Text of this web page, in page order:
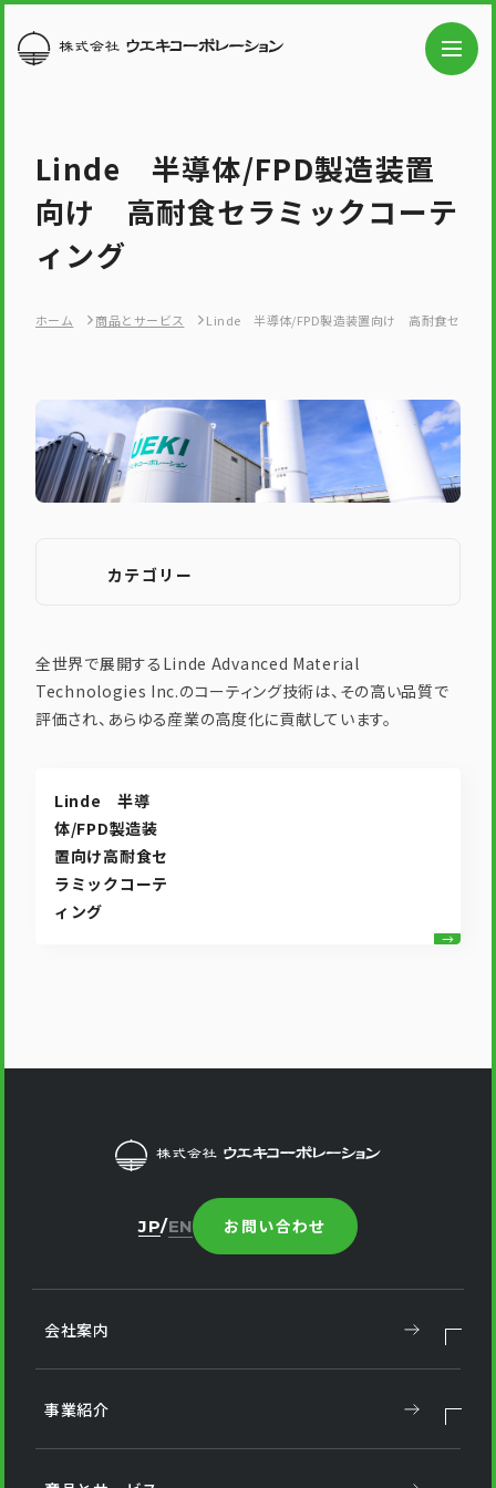
Linde 半導体/FPD製造装置
向け 高耐食セラミックコーテ
ィング
ホーム 商品とサービス Linde 半導体/FPD製造装置向け 高耐食セラミ
カテゴリー
全世界で展開するLinde Advanced Material
Technologies Inc.のコーティング技術は、その高い品質で
評価され、あらゆる産業の高度化に貢献しています。
Linde 半導
体/FPD製造装
置向け高耐食セ
ラミックコーテ
ィング
JP EN お問い合わせ
会社案内
事業紹介